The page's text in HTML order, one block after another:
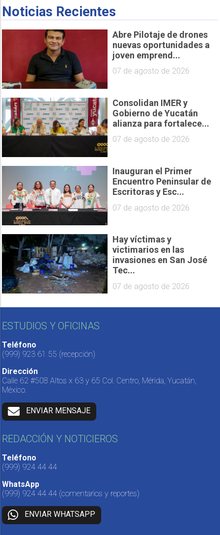
Noticias Recientes
Abre Pilotaje de drones
nuevas oportunidades a
joven emprend...
07 de agosto de 2026
Consolidan IMER y
Gobierno de Yucatán
alianza para fortalece...
07 de agosto de 2026
Inauguran el Primer
Encuentro Peninsular de
Escritoras y Esc...
07 de agosto de 2026
Hay víctimas y
victimarios en las
invasiones en San José
Tec...
07 de agosto de 2026
ESTUDIOS Y OFICINAS
Teléfono
(999) 923 61 55 (recepción)
Dirección
Calle 62 #508 Altos x 63 y 65 Col. Centro, Mérida, Yucatán,
México.
ENVIAR MENSAJE
REDACCIÓN Y NOTICIEROS
Teléfono
(999) 924 44 44
WhatsApp
(999) 924 44 44 (comentarios y reportes)
ENVIAR WHATSAPP